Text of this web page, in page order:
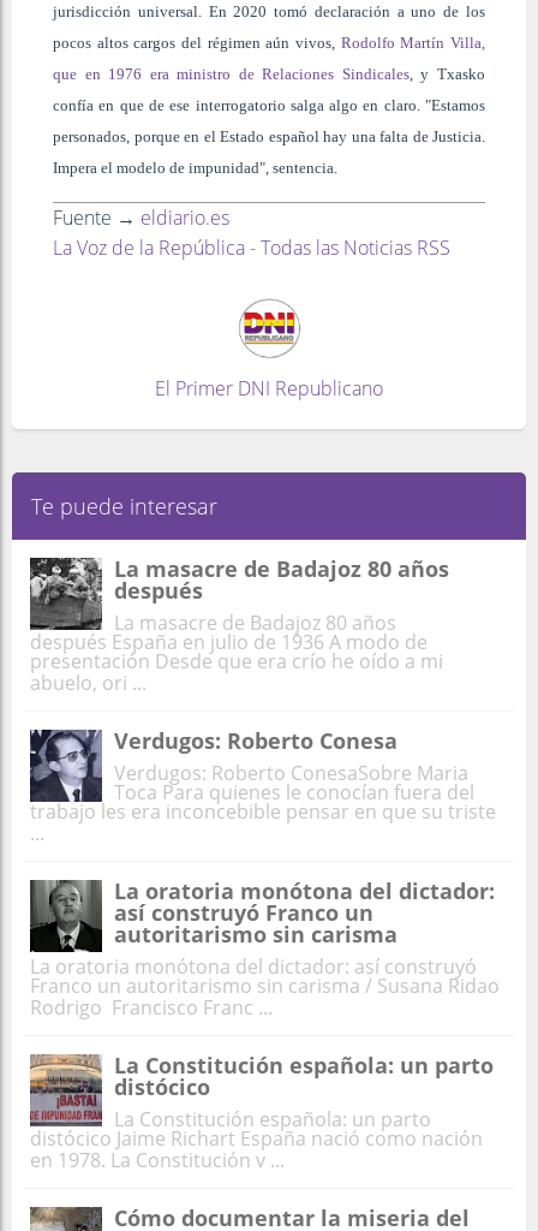
jurisdicción universal. En 2020 tomó declaración a uno de los
pocos altos cargos del régimen aún vivos, Rodolfo Martín Villa,
que en 1976 era ministro de Relaciones Sindicales, y Txasko
confía en que de ese interrogatorio salga algo en claro. "Estamos
personados, porque en el Estado español hay una falta de Justicia.
Impera el modelo de impunidad", sentencia.
Fuente → eldiario.es
La Voz de la República - Todas las Noticias RSS
El Primer DNI Republicano
Te puede interesar
La masacre de Badajoz 80 años
después
La masacre de Badajoz 80 años
después España en julio de 1936 A modo de
presentación Desde que era crío he oído a mi
abuelo, ori ...
Verdugos: Roberto Conesa
Verdugos: Roberto ConesaSobre Maria
Toca Para quienes le conocían fuera del
trabajo les era inconcebible pensar en que su triste
...
La oratoria monótona del dictador:
así construyó Franco un
autoritarismo sin carisma
La oratoria monótona del dictador: así construyó
Franco un autoritarismo sin carisma / Susana Ridao
Rodrigo Francisco Franc ...
La Constitución española: un parto
distócico
La Constitución española: un parto
distócico Jaime Richart España nació como nación
en 1978. La Constitución v ...
Cómo documentar la miseria del